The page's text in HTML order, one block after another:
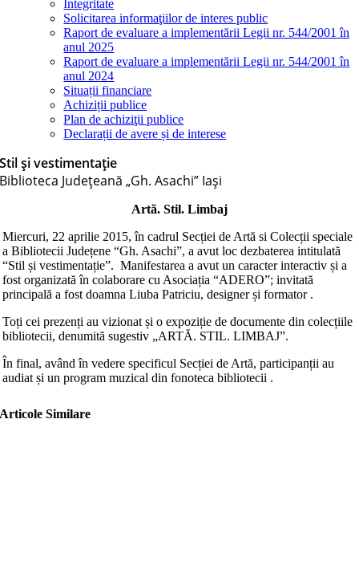
Integritate
Solicitarea informaţiilor de interes public
Raport de evaluare a implementării Legii nr. 544/2001 în
anul 2025
Raport de evaluare a implementării Legii nr. 544/2001 în
anul 2024
Situații financiare
Achiziții publice
Plan de achiziţii publice
Declarații de avere și de interese
Stil și vestimentație
Biblioteca Judeţeană „Gh. Asachi” Iaşi
Artă. Stil. Limbaj
Miercuri, 22 aprilie 2015, în cadrul Secției de Artă si Colecții speciale
a Bibliotecii Județene “Gh. Asachi”, a avut loc dezbaterea intitulată
“Stil și vestimentație”. Manifestarea a avut un caracter interactiv și a
fost organizată în colaborare cu Asociația “ADERO”; invitată
principală a fost doamna Liuba Patriciu, designer și formator .
Toți cei prezenți au vizionat și o expoziție de documente din colecțiile
bibliotecii, denumită sugestiv „ARTĂ. STIL. LIMBAJ”.
În final, având în vedere specificul Secției de Artă, participanții au
audiat și un program muzical din fonoteca bibliotecii .
Articole Similare